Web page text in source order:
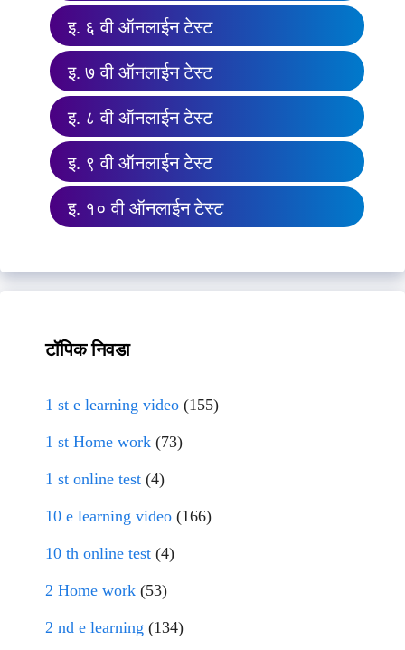
इ. ६ वी ऑनलाईन टेस्ट
इ. ७ वी ऑनलाईन टेस्ट
इ. ८ वी ऑनलाईन टेस्ट
इ. ९ वी ऑनलाईन टेस्ट
इ. १० वी ऑनलाईन टेस्ट
टॉपिक निवडा
1 st e learning video (155)
1 st Home work (73)
1 st online test (4)
10 e learning video (166)
10 th online test (4)
2 Home work (53)
2 nd e learning (134)